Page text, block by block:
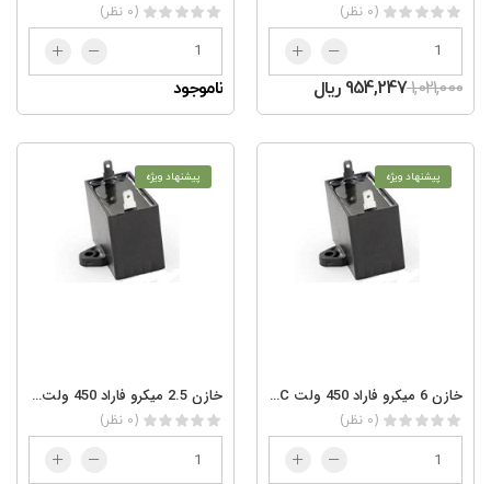
(0 نظر)
1,021,000954,247 ریال
(0 نظر)
ناموجود
پیشنهاد ویژه
خازن 6 میکرو فاراد 450 ولت 6/450AC
(0 نظر)
پیشنهاد ویژه
خازن 2.5 میکرو فاراد 450 ولت AC2.2/450
(0 نظر)